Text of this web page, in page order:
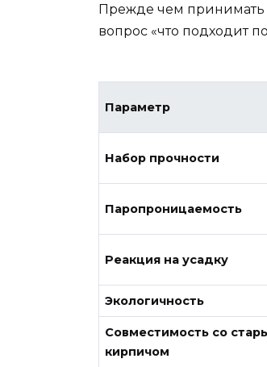
Прежде чем принимать
вопрос «что подходит
Параметр
Набор прочности
Паропроницаемость
Реакция на усадку
Экологичность
Совместимость со
кирпичом